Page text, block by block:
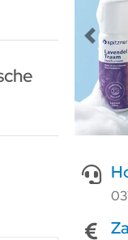
Previous